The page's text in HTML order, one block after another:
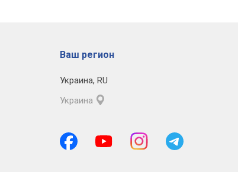
Ваш регион
Украина, RU
Украина